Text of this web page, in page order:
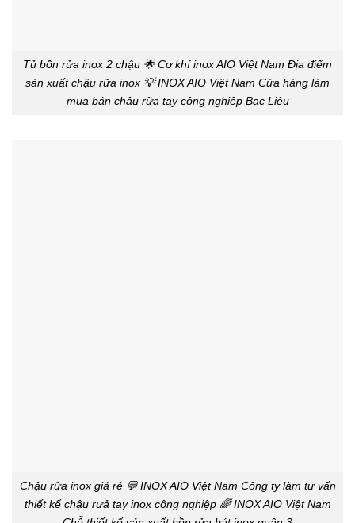
Tủ bồn rửa inox 2 chậu 🌟 Cơ khí inox AIO Việt Nam Đị̣a điểm
sản xuất chậu rữa inox 💡 INOX AIO Việt Nam Cửa hàng làm
mua bán chậu rữa tay công nghiệp Bạc Liêu
Chậu rửa inox giá rẻ 💬 INOX AIO Việt Nam Công ty làm tư vấn
thiết kế chậu rưả tay inox công nghiệp 🌈 INOX AIO Việt Nam